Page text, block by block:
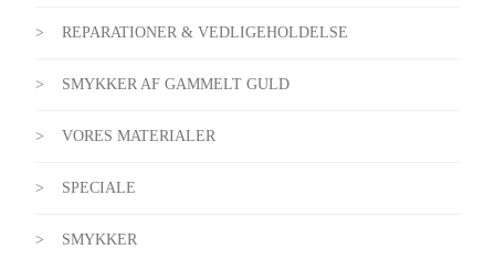
REPARATIONER & VEDLIGEHOLDELSE
SMYKKER AF GAMMELT GULD
VORES MATERIALER
SPECIALE
SMYKKER